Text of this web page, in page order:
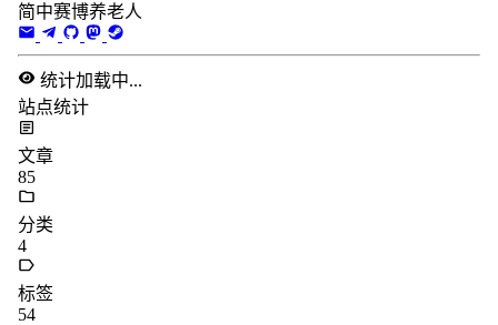
简中赛博养老人
统计加载中...
站点统计
文章
85
分类
4
标签
54